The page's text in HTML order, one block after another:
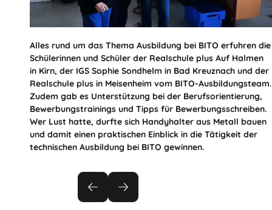
Alles rund um das Thema Ausbildung bei BITO erfuhren die
Schülerinnen und Schüler der Realschule plus Auf Halmen
in Kirn, der IGS Sophie Sondhelm in Bad Kreuznach und der
Realschule plus in Meisenheim vom BITO-Ausbildungsteam.
Zudem gab es Unterstützung bei der Berufsorientierung,
Bewerbungstrainings und Tipps für Bewerbungsschreiben.
Wer Lust hatte, durfte sich Handyhalter aus Metall bauen
und damit einen praktischen Einblick in die Tätigkeit der
technischen Ausbildung bei BITO gewinnen.